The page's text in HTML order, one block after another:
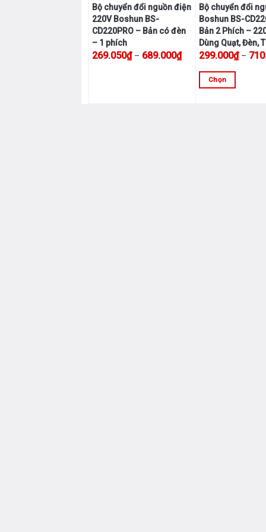
Bộ chuyển đổi nguồn điện
220V Boshun BS-
CD220PRO – Bản có đèn
– 1 phích
269.050₫ – 689.000₫Khoảng giá: từ
Bộ chuyển đổi
Boshun BS-
Bản 2 Phích –
Dùng Quạt, Đèn,
299.000₫ –
Chọn